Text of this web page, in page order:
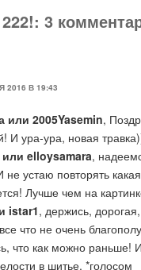
3
2016 В 19:43
или 2005Yasemin,
И ура-ура, новая
elloysamara,
не устаю повторять
Лучше чем на
istar1, держись,
что не очень
что как можно раньше!
в шитье. *голосом